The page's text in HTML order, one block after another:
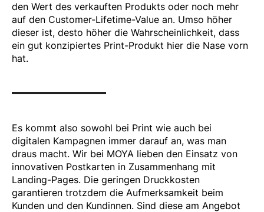
den Wert des verkauften Produkts oder noch mehr
auf den Customer-Lifetime-Value an. Umso höher
dieser ist, desto höher die Wahrscheinlichkeit, dass
ein gut konzipiertes Print-Produkt hier die Nase vorn
hat.
Es kommt also sowohl bei Print wie auch bei
digitalen Kampagnen immer darauf an, was man
draus macht. Wir bei MOYA lieben den Einsatz von
innovativen Postkarten in Zusammenhang mit
Landing-Pages. Die geringen Druckkosten
garantieren trotzdem die Aufmerksamkeit beim
Kunden und den Kundinnen. Sind diese am Angebot